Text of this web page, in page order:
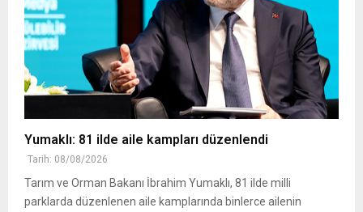
Yumaklı: 81 ilde aile kampları düzenlendi
Tarih: 08/08/2026
Tarım ve Orman Bakanı İbrahim Yumaklı, 81 ilde milli
parklarda düzenlenen aile kamplarında binlerce ailenin